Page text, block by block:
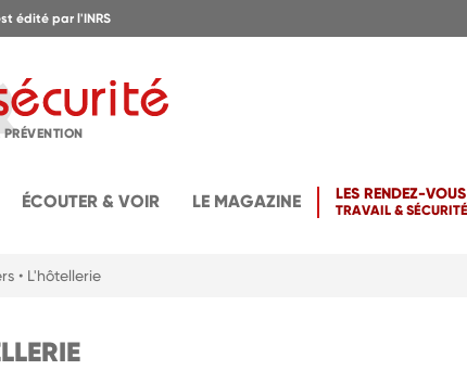
édité par l'INRS
ÉCOUTER & VOIR LE MAGAZINE LES RENDEZ-VOUS
TRAVAIL &
• L'hôtellerie